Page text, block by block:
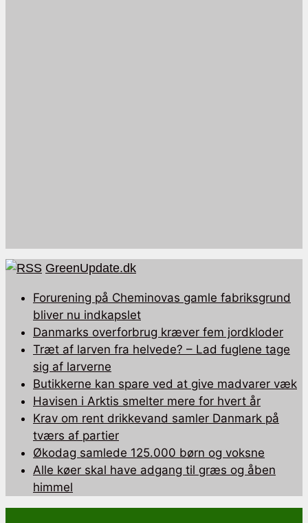
GreenUpdate.dk
Forurening på Cheminovas gamle fabriksgrund
bliver nu indkapslet
Danmarks overforbrug kræver fem jordkloder
Træt af larven fra helvede? – Lad fuglene tage
sig af larverne
Butikkerne kan spare ved at give madvarer væk
Havisen i Arktis smelter mere for hvert år
Krav om rent drikkevand samler Danmark på
tværs af partier
Økodag samlede 125.000 børn og voksne
Alle køer skal have adgang til græs og åben
himmel